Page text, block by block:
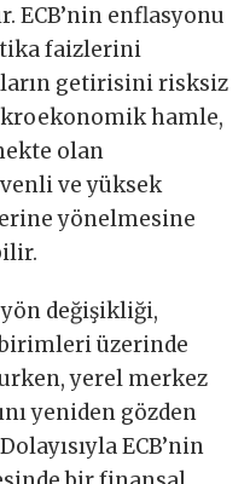
ECB’nin enflasyonu
faizlerini
getirisini risksiz
hamle,
olan
ve yüksek
yönelmesine
değişikliği,
üzerinde
yerel merkez
yeniden gözden
ECB’nin